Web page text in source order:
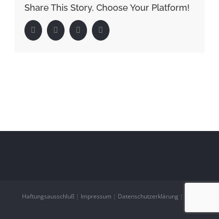
Share This Story, Choose Your Platform!
FacebookTwitter LinkedIn Pinterest
Haftungsausschluß | Impressum | Datenschutzerklärung |